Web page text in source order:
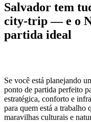
Salvador tem
city-trip — e o
partida ideal
Se você está planejando
ponto de partida perfeito
estratégica, conforto e
para quem está a trabalho
maravilhas culturais e